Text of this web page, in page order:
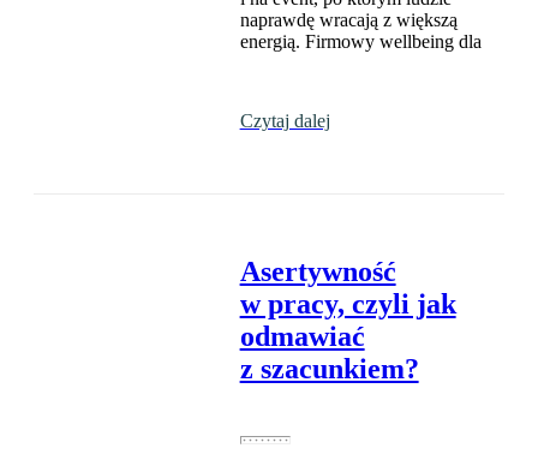
naprawdę wracają z większą
energią. Firmowy wellbeing dla
Czytaj dalej
Asertywność
w pracy, czyli jak
odmawiać
z szacunkiem?